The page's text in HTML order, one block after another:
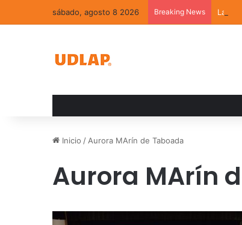
sábado, agosto 8 2026 Breaking News La
Inicio / Aurora MArín de Taboada
Aurora MArín